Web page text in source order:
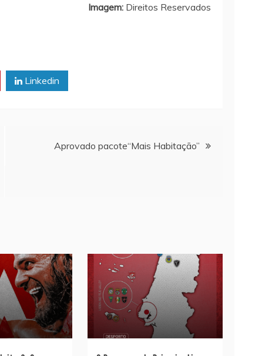
Imagem: Direitos Reservados
Linkedin
Aprovado pacote“Mais Habitação”